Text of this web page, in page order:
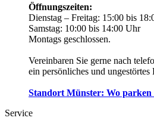
Öffnungszeiten:
Dienstag – Freitag: 15:00 bis
Samstag: 10:00 bis 14:00 Uhr
Montags geschlossen.
Vereinbaren Sie gerne nach
ein persönliches und ungestörtes
Standort Münster: Wo parken
Service